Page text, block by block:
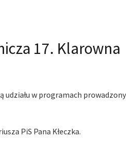
17. Klarowna
udziału w programach
PiS Pana Kłeczka.